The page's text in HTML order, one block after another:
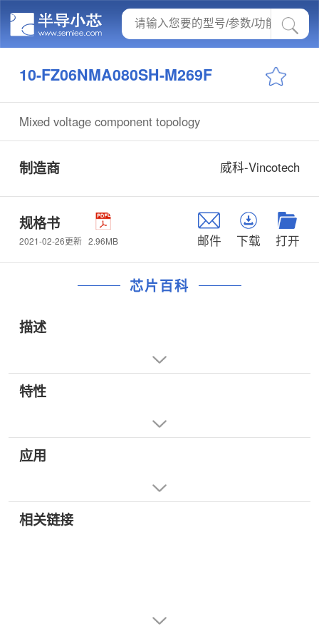
10-FZ06NMA080SH-M269F
Mixed voltage component topology
制造商 威科-Vincotech
规格书
2021-02-26更新 2.96MB 邮件 下载 打开
芯片百科
描述
特性
应用
相关链接